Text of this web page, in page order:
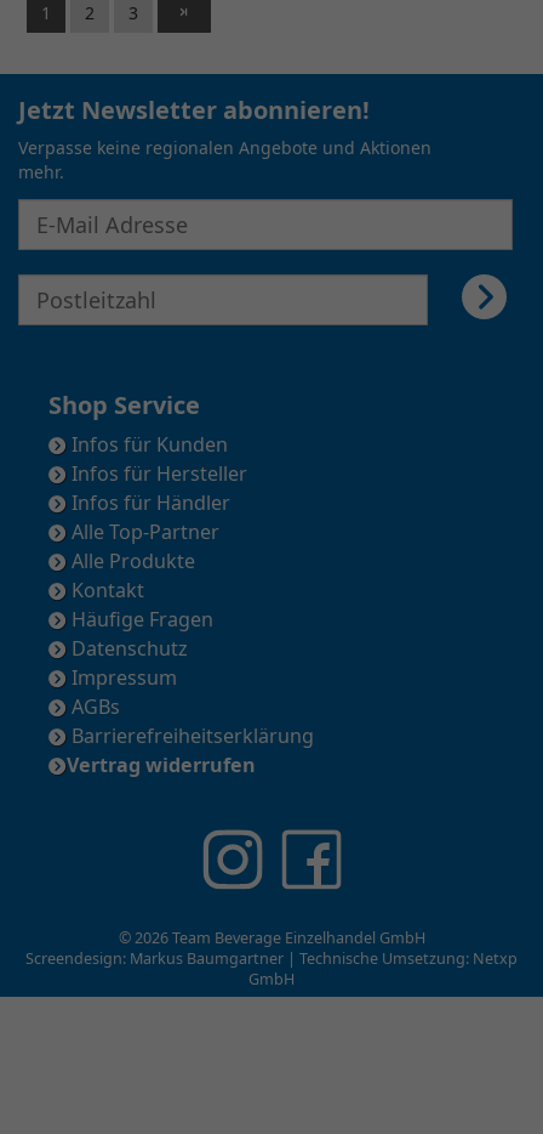
1 2 3
Jetzt Newsletter abonnieren!
Verpasse keine regionalen Angebote und Aktionen
mehr.
Shop Service
Infos für Kunden
Infos für Hersteller
Infos für Händler
Alle Top-Partner
Alle Produkte
Kontakt
Häufige Fragen
Datenschutz
Impressum
AGBs
Barrierefreiheitserklärung
Vertrag widerrufen
© 2026 Team Beverage Einzelhandel GmbH
Screendesign: Markus Baumgartner | Technische Umsetzung: Netxp
GmbH